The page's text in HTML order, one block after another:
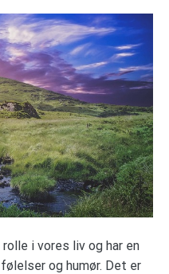
i vores liv og har en
og humør. Det er